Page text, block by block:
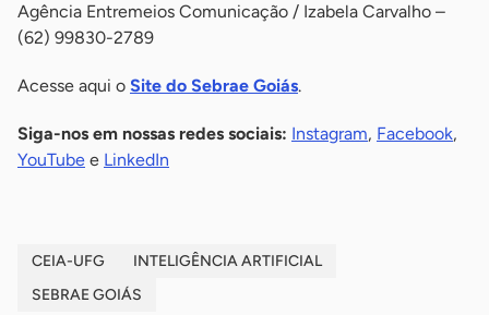
Agência Entremeios Comunicação / Izabela Carvalho –
(62) 99830-2789
Acesse aqui o Site do Sebrae Goiás.
Siga-nos em nossas redes sociais: Instagram, Facebook,
YouTube e LinkedIn
CEIA-UFG
INTELIGÊNCIA ARTIFICIAL
SEBRAE GOIÁS